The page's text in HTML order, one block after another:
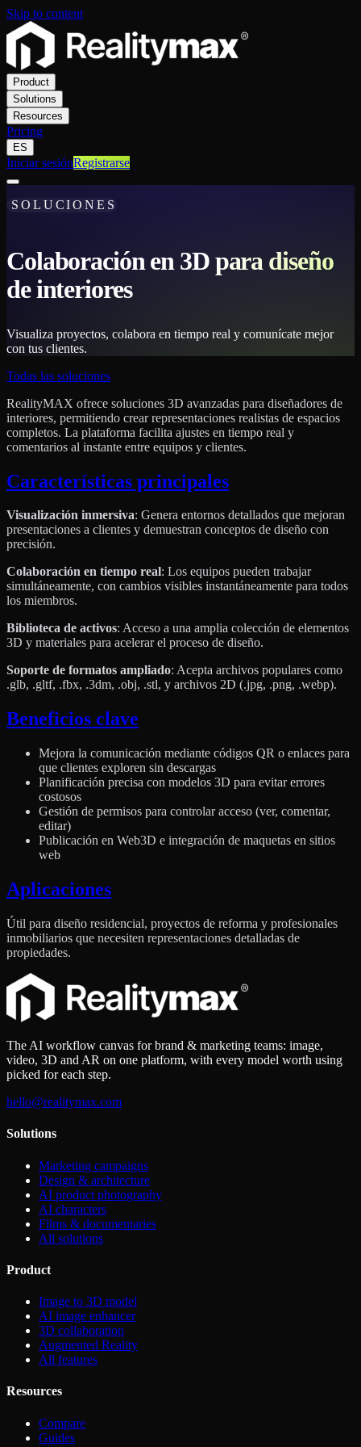
Skip to content
Product
Solutions
Resources
Pricing
ES
Iniciar sesiónRegistrarse
SOLUCIONES
Colaboración en 3D para diseño
de interiores
Visualiza proyectos, colabora en tiempo real y comunícate mejor
con tus clientes.
Todas las soluciones
RealityMAX ofrece soluciones 3D avanzadas para diseñadores de
interiores, permitiendo crear representaciones realistas de espacios
completos. La plataforma facilita ajustes en tiempo real y
comentarios al instante entre equipos y clientes.
Características principales
Visualización inmersiva: Genera entornos detallados que mejoran
presentaciones a clientes y demuestran conceptos de diseño con
precisión.
Colaboración en tiempo real: Los equipos pueden trabajar
simultáneamente, con cambios visibles instantáneamente para todos
los miembros.
Biblioteca de activos: Acceso a una amplia colección de elementos
3D y materiales para acelerar el proceso de diseño.
Soporte de formatos ampliado: Acepta archivos populares como
.glb, .gltf, .fbx, .3dm, .obj, .stl, y archivos 2D (.jpg, .png, .webp).
Beneficios clave
Mejora la comunicación mediante códigos QR o enlaces para
que clientes exploren sin descargas
Planificación precisa con modelos 3D para evitar errores
costosos
Gestión de permisos para controlar acceso (ver, comentar,
editar)
Publicación en Web3D e integración de maquetas en sitios
web
Aplicaciones
Útil para diseño residencial, proyectos de reforma y profesionales
inmobiliarios que necesiten representaciones detalladas de
propiedades.
The AI workflow canvas for brand & marketing teams: image,
video, 3D and AR on one platform, with every model worth using
picked for each step.
hello@realitymax.com
Solutions
Marketing campaigns
Design & architecture
AI product photography
AI characters
Films & documentaries
All solutions
Product
Image to 3D model
AI image enhancer
3D collaboration
Augmented Reality
All features
Resources
Compare
Guides